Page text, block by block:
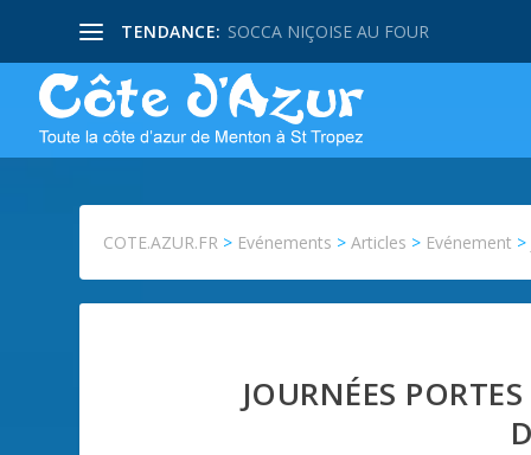
TENDANCE: SOCCA NIÇOISE AU FOUR
COTE.AZUR.FR > Evénements >Articles > Evénement >
JOURNÉES